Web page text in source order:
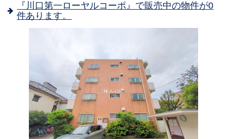
『川口第一ローヤルコーポ』で販売中の物件が0
件あります。